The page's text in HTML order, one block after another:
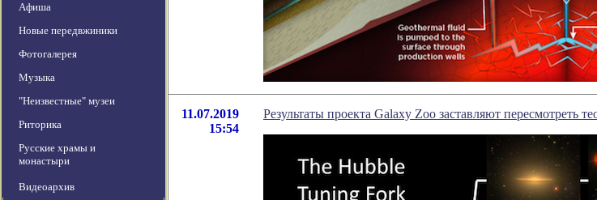
Афиша
Новые передвжиники
Фотогалерея
Музыка
"Неизвестные" музеи
Риторика
Русские храмы и
монастыри
Видеоархив
11.07.2019
15:54
Результаты проекта Galaxy Zoo заставляют пересмотреть